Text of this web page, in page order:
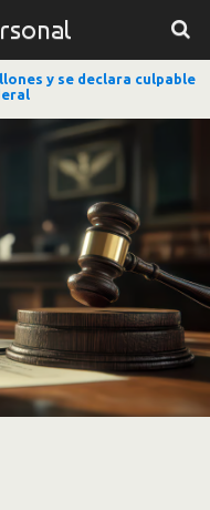
y se declara culpable